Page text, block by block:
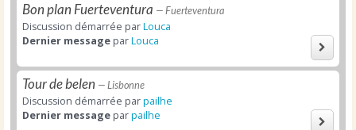
Bon plan Fuerteventura — Fuerteventura
Discussion démarrée parLouca
Dernier message parLouca
Tour de belen — Lisbonne
Discussion démarrée parpailhe
Dernier message parpailhe